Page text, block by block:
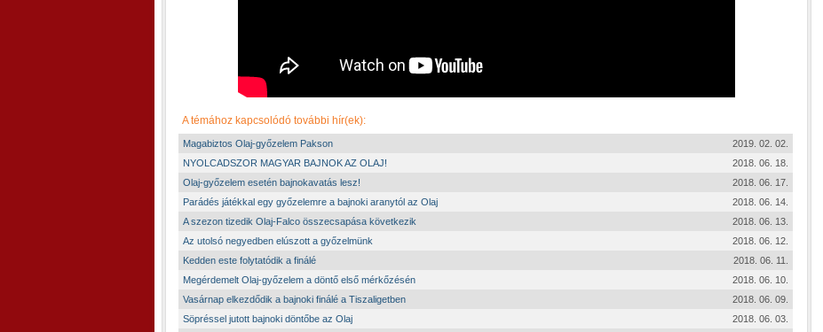
A témához kapcsolódó további hír(ek):
Magabiztos Olaj-győzelem Pakson
2019. 02. 02.
NYOLCADSZOR MAGYAR BAJNOK AZ OLAJ!
2018. 06. 18.
Olaj-győzelem esetén bajnokavatás lesz!
2018. 06. 17.
Parádés játékkal egy győzelemre a bajnoki aranytól az Olaj
2018. 06. 14.
A szezon tizedik Olaj-Falco összecsapása következik
2018. 06. 13.
Az utolsó negyedben elúszott a győzelmünk
2018. 06. 12.
Kedden este folytatódik a finálé
2018. 06. 11.
Megérdemelt Olaj-győzelem a döntő első mérkőzésén
2018. 06. 10.
Vasárnap elkezdődik a bajnoki finálé a Tiszaligetben
2018. 06. 09.
Söpréssel jutott bajnoki döntőbe az Olaj
2018. 06. 03.